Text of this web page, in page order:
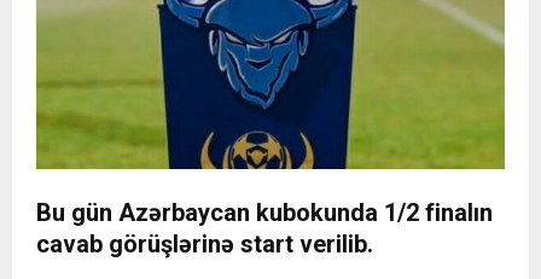
Bu gün Azərbaycan kubokunda 1/2 finalın
cavab görüşlərinə start verilib.